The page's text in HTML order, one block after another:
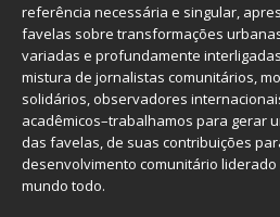
referência necessária e singular,
favelas sobre transformações
variadas e profundamente
mistura de jornalistas comunitários,
solidários, observadores
acadêmicos–trabalhamos para gerar
das favelas, de suas contribuições
desenvolvimento comunitário
mundo todo.